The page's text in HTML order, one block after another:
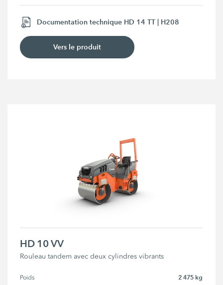
Documentation technique HD 14 TT | H208
Vers le produit
HD 10 VV
Rouleau tandem avec deux cylindres vibrants
Poids 2 475 kg